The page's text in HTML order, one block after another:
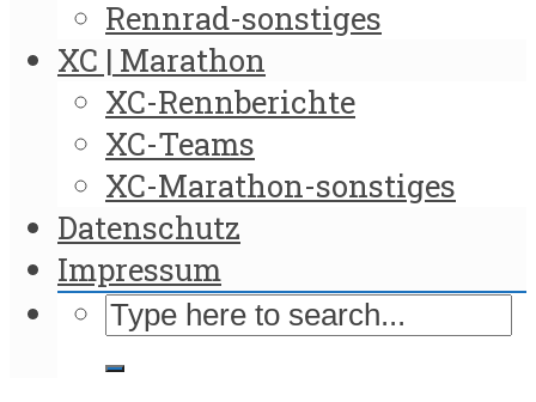
Rennrad-sonstiges
XC | Marathon
XC-Rennberichte
XC-Teams
XC-Marathon-sonstiges
Datenschutz
Impressum